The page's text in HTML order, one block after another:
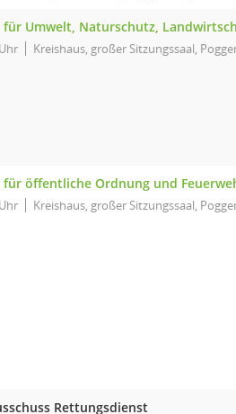
für Umwelt, Naturschutz,
Kreishaus, großer Sitzungssaal,
für öffentliche Ordnung und
Kreishaus, großer Sitzungssaal,
Rettungsdienst